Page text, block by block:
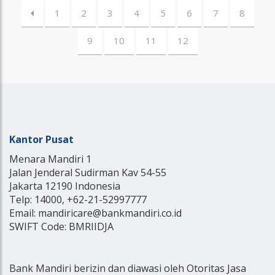
1 2 3 4 5 6 7 8
9 10 11 12
Kantor Pusat
Menara Mandiri 1
Jalan Jenderal Sudirman Kav 54-55
Jakarta 12190 Indonesia
Telp: 14000, +62-21-52997777
Email: mandiricare@bankmandiri.co.id
SWIFT Code: BMRIIDJA
Bank Mandiri berizin dan diawasi oleh Otoritas Jasa